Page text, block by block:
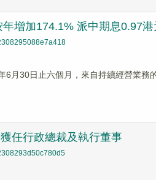
增加174.1% 派中期息0.97港
6月30日止六個月，來自持續經營業
任行政總裁及執行董事